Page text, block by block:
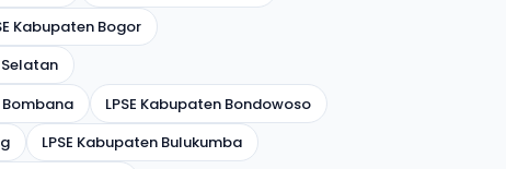
Kabupaten Bogor
Bombana
LPSE Kabupaten Bondowoso
LPSE Kabupaten Bulukumba